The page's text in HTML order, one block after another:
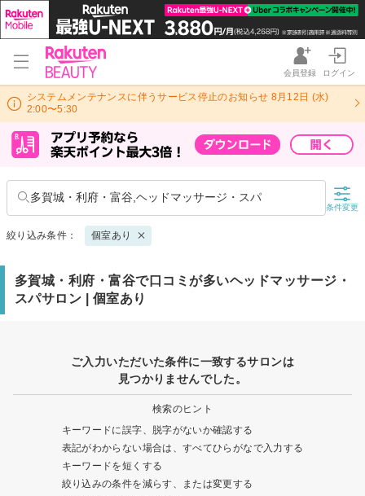
会員登録 ログイン
システムメンテナンスに伴うサービス停止のお知らせ 8月12日 (水)
2:00〜5:30
多賀城・利府・富谷,ヘッドマッサージ・スパ
条件変更
絞り込み条件： 個室あり
多賀城・利府・富谷で口コミが多いヘッドマッサージ・
スパサロン | 個室あり
ご入力いただいた条件に一致するサロンは
見つかりませんでした。
検索のヒント
キーワードに誤字、脱字がないか確認する
表記がわからない場合は、すべてひらがなで入力する
キーワードを短くする
絞り込みの条件を減らす、または変更する